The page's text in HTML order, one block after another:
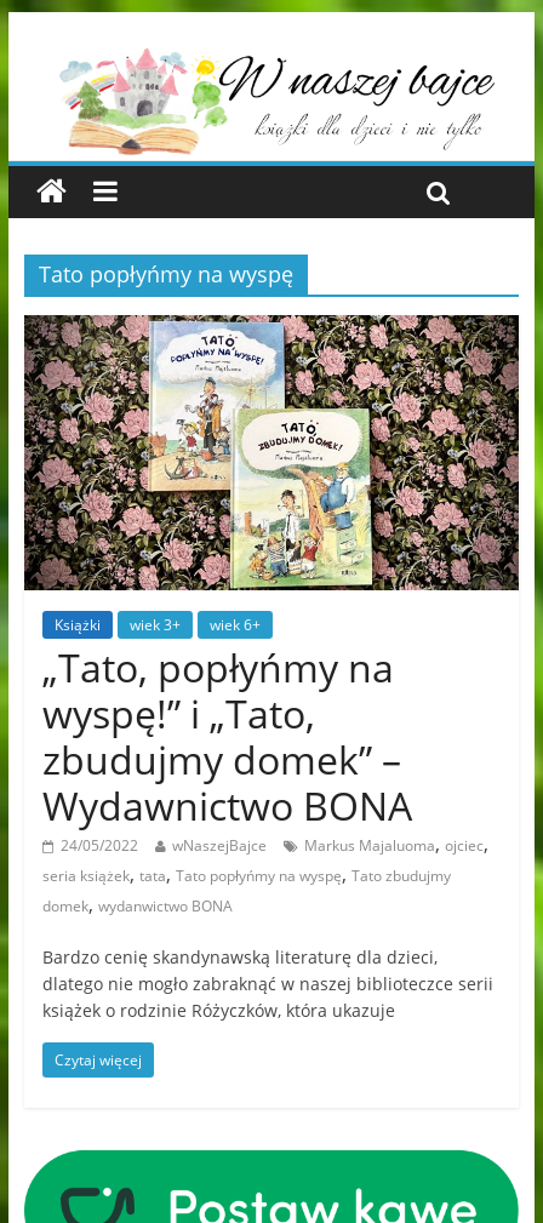
Tato popłyńmy na wyspę
Książki wiek 3+ wiek 6+
„Tato, popłyńmy na
wyspę!” i „Tato,
zbudujmy domek” –
Wydawnictwo BONA
24/05/2022 wNaszejBajce Markus Majaluoma, ojciec,
seria książek, tata, Tato popłyńmy na wyspę, Tato zbudujmy
domek, wydanwictwo BONA
Bardzo cenię skandynawską literaturę dla dzieci,
dlatego nie mogło zabraknąć w naszej biblioteczce serii
książek o rodzinie Różyczków, która ukazuje
Czytaj więcej